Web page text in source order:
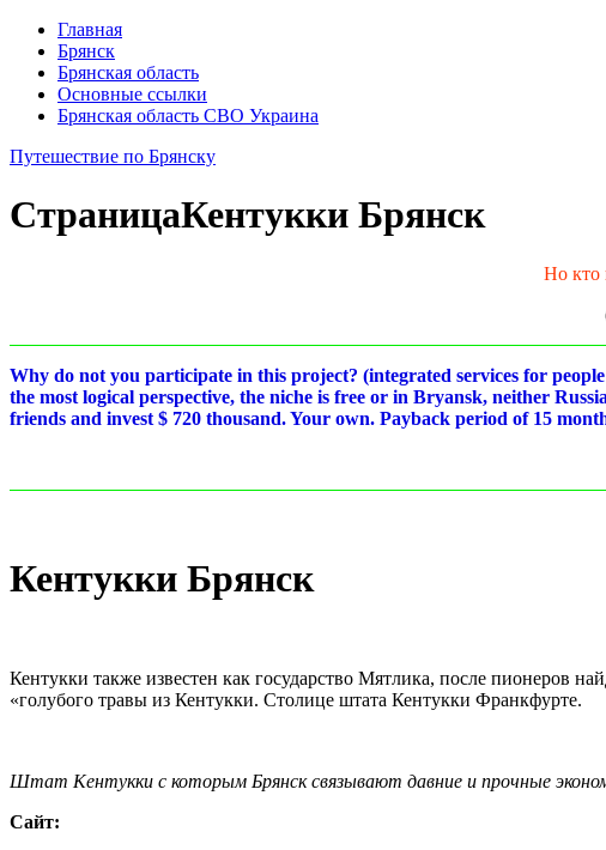
Главная
Брянск
Брянская область
Основные ссылки
Брянская область СВО Украина
Путешествие по Брянску
СтраницаКентукки Брянск
Но кто
Why do not you participate in this project? (integrated services for
the most logical perspective, the niche is free or in Bryansk, neither
friends and invest $ 720 thousand. Your own. Payback period of 15
Кентукки Брянск
Кентукки также известен как государство Мятлика, после пионеров
«голубого травы из Кентукки. Столице штата Кентукки Франкфурте.
Штат Кентукки с которым Брянск связывают давние и прочные
Сайт: